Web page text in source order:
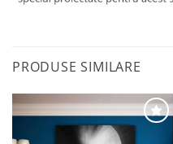
PRODUSE SIMILARE